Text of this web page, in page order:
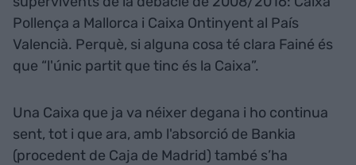
Pollença a Mallorca i Caixa Ontinyent al País
Valencià. Perquè, si alguna cosa té clara Fainé és
que “l'únic partit que tinc és la Caixa”.
Una Caixa que ja va néixer degana i ho continua
sent, tot i que ara, amb l'absorció de Bankia
(procedent de Caja de Madrid) també s’ha